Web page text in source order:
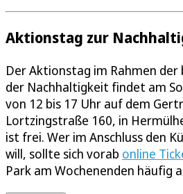
Aktionstag zur
Der Aktionstag im Rahmen der
der Nachhaltigkeit findet am
von 12 bis 17 Uhr auf dem
Lortzingstraße 160, in
ist frei. Wer im Anschluss den
will, sollte sich vorab online
Park am Wochenenden häufig